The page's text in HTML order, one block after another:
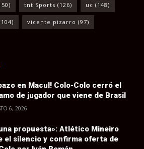
tnt Sports (126) uc (148)
vicente pizarro (97)
en Macul! Colo-Colo cerró el
de jugador que viene de Brasil
6, 2026
propuesta»: Atlético Mineiro
el silencio y confirma oferta de